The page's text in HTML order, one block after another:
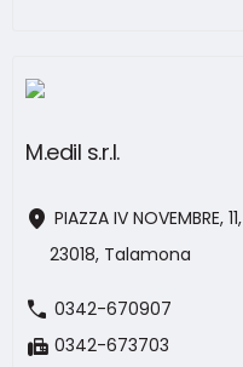
M.edil s.r.l.
location_on PIAZZA IV NOVEMBRE, 11,
23018, Talamona
call 0342-670907
fax 0342-673703